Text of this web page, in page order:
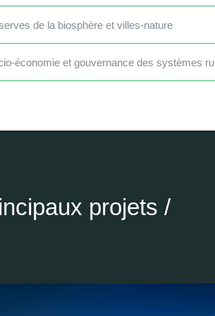
de la biosphère et villes-nature
économie et gouvernance des systèmes
projets /